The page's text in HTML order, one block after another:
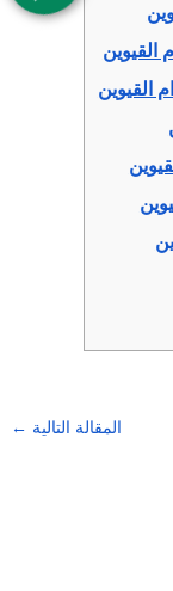
القيوين
المقالة التالية ←